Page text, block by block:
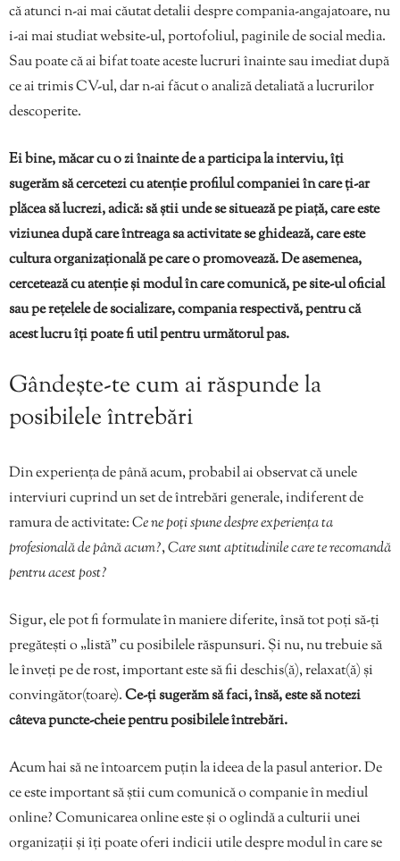
că atunci n-ai mai căutat detalii despre compania-angajatoare, nu
i-ai mai studiat website-ul, portofoliul, paginile de social media.
Sau poate că ai bifat toate aceste lucruri înainte sau imediat după
ce ai trimis CV-ul, dar n-ai făcut o analiză detaliată a lucrurilor
descoperite.
Ei bine, măcar cu o zi înainte de a participa la interviu, îți
sugerăm să cercetezi cu atenție profilul companiei în care ți-ar
plăcea să lucrezi, adică: să știi unde se situează pe piață, care este
viziunea după care întreaga sa activitate se ghidează, care este
cultura organizațională pe care o promovează. De asemenea,
cercetează cu atenție și modul în care comunică, pe site-ul oficial
sau pe rețelele de socializare, compania respectivă, pentru că
acest lucru îți poate fi util pentru următorul pas.
Gândește-te cum ai răspunde la
posibilele întrebări
Din experiența de până acum, probabil ai observat că unele
interviuri cuprind un set de întrebări generale, indiferent de
ramura de activitate:Ce ne poți spune despre experiența ta
profesională de până acum?,Care sunt aptitudinile care te recomandă
pentru acest post?
Sigur, ele pot fi formulate în maniere diferite, însă tot poți să-ți
pregătești o „listă” cu posibilele răspunsuri. Și nu, nu trebuie să
le înveți pe de rost, important este să fii deschis(ă), relaxat(ă) și
convingător(toare).Ce-ți sugerăm să faci, însă, este să notezi
câteva puncte-cheie pentru posibilele întrebări.
Acum hai să ne întoarcem puțin la ideea de la pasul anterior. De
ce este important să știi cum comunică o companie în mediul
online? Comunicarea online este și o oglindă a culturii unei
organizații și îți poate oferi indicii utile despre modul în care se